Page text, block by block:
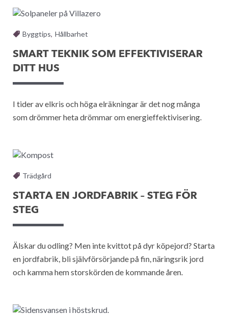
Byggtips, Hållbarhet
SMART TEKNIK SOM EFFEKTIVISERAR
DITT HUS
I tider av elkris och höga elräkningar är det nog många
som drömmer heta drömmar om energieffektivisering.
Trädgård
STARTA EN JORDFABRIK – STEG FÖR
STEG
Älskar du odling? Men inte kvittot på dyr köpejord? Starta
en jordfabrik, bli självförsörjande på fin, näringsrik jord
och kamma hem storskörden de kommande åren.